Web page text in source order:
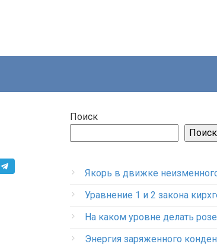
Поиск
Поиск
Якорь в движке
Уравнение 1 и 2 закона
На каком уровне делать
Энергия заряженного